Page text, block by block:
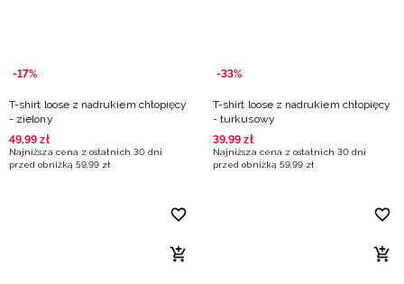
-17%
T-shirt loose z nadrukiem chłopięcy
- zielony
49,99 zł
Najniższa cena z ostatnich 30 dni
przed obniżką 59,99 zł
-33%
T-shirt loose z nadrukiem chłopięcy
- turkusowy
39,99 zł
Najniższa cena z ostatnich 30 dni
przed obniżką 59,99 zł